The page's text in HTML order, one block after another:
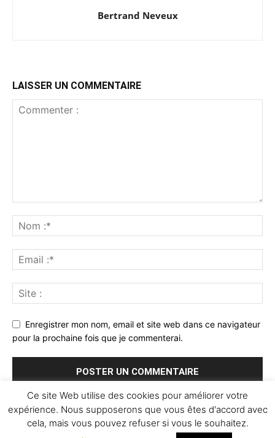
Bertrand Neveux
LAISSER UN COMMENTAIRE
Enregistrer mon nom, email et site web dans ce navigateur
pour la prochaine fois que je commenterai.
Ce site Web utilise des cookies pour améliorer votre
expérience. Nous supposerons que vous êtes d'accord avec
cela, mais vous pouvez refuser si vous le souhaitez.